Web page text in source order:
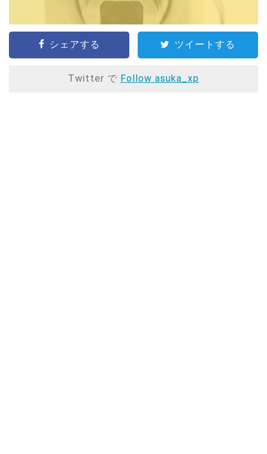
シェアする ツイートする
Twitter で Follow asuka_xp